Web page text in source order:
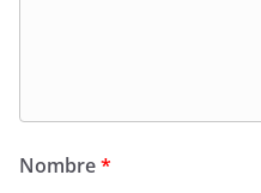
Nombre*